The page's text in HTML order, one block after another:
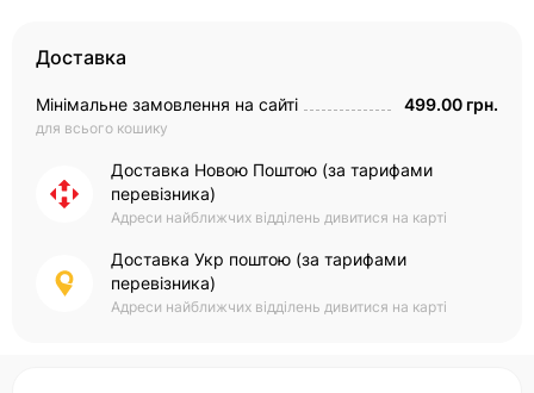
Доставка
Мінімальне замовлення на сайті
для всього кошику
499.00 грн.
Доставка Новою Поштою (за тарифами
перевізника)
Адреси найближчих відділень дивитися на карті
Доставка Укр поштою (за тарифами
перевізника)
Адреси найближчих відділень дивитися на карті